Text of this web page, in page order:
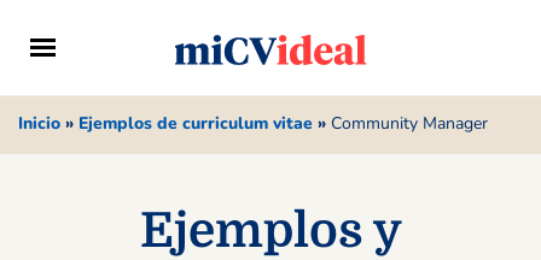
Inicio » Ejemplos de curriculum vitae » Community Manager
Ejemplos y